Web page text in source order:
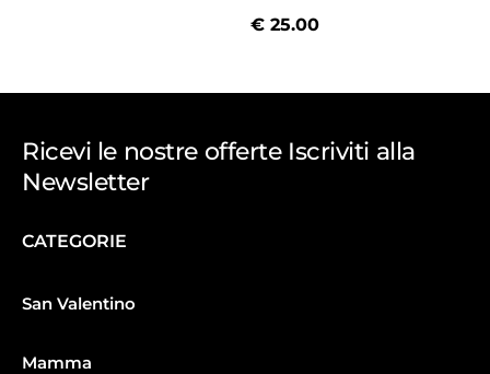
€ 25.00
Ricevi le nostre offerte Iscriviti alla
Newsletter
CATEGORIE
San Valentino
Mamma